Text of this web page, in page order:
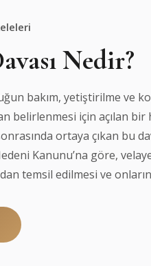
Nedir?
bakım, yetiştirilme ve
belirlenmesi için açılan bir
ortaya çıkan bu
Kanunu’na göre,
temsil edilmesi ve